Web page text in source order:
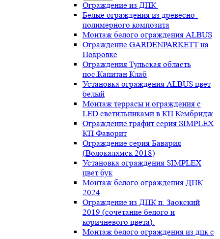
Ограждение из ДПК
Белые ограждения из древесно-
полимерного композита
Монтаж белого ограждения ALBUS
Ограждение GARDENPARKETT на
Покровке
Ограждения Тульская область
пос.Капитан Клаб
Установка ограждения ALBUS цвет
белый
Монтаж террасы и ограждения с
LED светильниками в КП Кембридж
Ограждение графит серия SIMPLEX
КП Фаворит
Ограждение серия Бавария
(Волокаламск 2018)
Установка ограждения SIMPLEX
цвет бук
Монтаж белого ограждения ДПК
2024
Ограждение из ДПК п. Заокский
2019 (сочетание белого и
коричневого цвета).
Монтаж белого ограждения из дпк с